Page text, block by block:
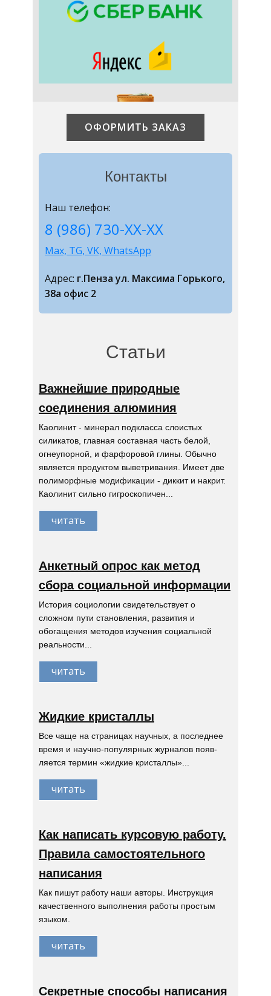
ОФОРМИТЬ ЗАКАЗ
Контакты
Наш телефон:
8 (986) 730-ХХ-ХХ
Max, TG, VK, WhatsApp
Адрес: г.Пенза ул. Максима Горького,
38а офис 2
Статьи
Важнейшие природные
соединения алюминия
Каолинит - минерал подкласса слоистых
силикатов, главная составная часть белой,
огнеупорной, и фарфоровой глины. Обычно
является продуктом выветривания. Имеет две
полиморфные модификации - диккит и накрит.
Каолинит сильно гигроскопичен...
читать
Анкетный опрос как метод
сбора социальной информации
История социологии свидетельствует о
сложном пути становления, развития и
обогащения методов изучения социальной
реальности...
читать
Жидкие кристаллы
Все чаще на страницах научных, а последнее
время и научно-популярных журналов появ-
ляется термин «жидкие кристаллы»...
читать
Как написать курсовую работу.
Правила самостоятельного
написания
Как пишут работу наши авторы. Инструкция
качественного выполнения работы простым
языком.
читать
Секретные способы написания